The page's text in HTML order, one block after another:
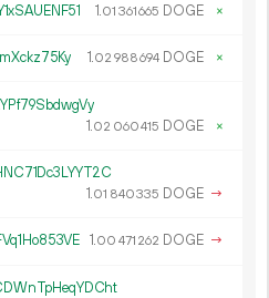
1.01 361665 DOGE ×
1.02 988694 DOGE ×
1.02 060415 DOGE ×
1.01 840335 DOGE →
1.00 471 262 DOGE →